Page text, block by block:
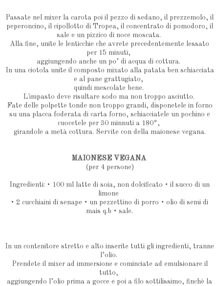
Passate nel mixer la carota poi il pezzo di sedano, il prezzemolo, il
peperoncino, il cipollotto di Tropea, il concentrato di pomodoro, il
sale e un pizzico di noce moscata.
Alla fine, unite le lenticchie che avrete precedentemente lessato
per 15 minuti,
aggiungendo anche un po’ di acqua di cottura.
In una ciotola unite il composto mixato alla patata ben schiacciata
e al pane grattugiato,
quindi mescolate bene.
L'impasto deve risultare sodo ma non troppo asciutto.
Fate delle polpette tonde non troppo grandi, disponetele in forno
su una placca foderata di carta forno, schiacciatele un pochino e
cuocetele per 30 minnuti a 180°,
girandole a metà cottura. Servite con della maionese vegana.
MAIONESE VEGANA
(per 4 persone)
Ingredienti: • 100 ml latte di soia, non dolcificato • il succo di un
limone
• 2 cucchiaini di senape • un pezzettino di porro • olio di semi di
mais q.b • sale.
In un contenitore stretto e alto inserite tutti gli ingredienti, tranne
l’olio.
Prendete il mixer ad immersione e cominciate ad emulsionare il
tutto,
aggiungendo l’olio prima a gocce e poi a filo sottilissimo, finchè la